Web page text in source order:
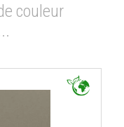
couleur